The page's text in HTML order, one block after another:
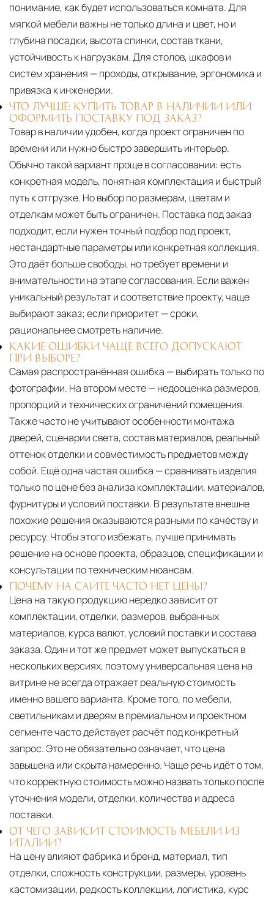
понимание, как будет использоваться комната. Для
мягкой мебели важны не только длина и цвет, но и
глубина посадки, высота спинки, состав ткани,
устойчивость к нагрузкам. Для столов, шкафов и
систем хранения — проходы, открывание, эргономика и
привязка к инженерии.
ЧТО ЛУЧШЕ: КУПИТЬ ТОВАР В НАЛИЧИИ ИЛИ
ОФОРМИТЬ ПОСТАВКУ ПОД ЗАКАЗ?
Товар в наличии удобен, когда проект ограничен по
времени или нужно быстро завершить интерьер.
Обычно такой вариант проще в согласовании: есть
конкретная модель, понятная комплектация и быстрый
путь к отгрузке. Но выбор по размерам, цветам и
отделкам может быть ограничен. Поставка под заказ
подходит, если нужен точный подбор под проект,
нестандартные параметры или конкретная коллекция.
Это даёт больше свободы, но требует времени и
внимательности на этапе согласования. Если важен
уникальный результат и соответствие проекту, чаще
выбирают заказ; если приоритет — сроки,
рациональнее смотреть наличие.
КАКИЕ ОШИБКИ ЧАЩЕ ВСЕГО ДОПУСКАЮТ
ПРИ ВЫБОРЕ?
Самая распространённая ошибка — выбирать только по
фотографии. На втором месте — недооценка размеров,
пропорций и технических ограничений помещения.
Также часто не учитывают особенности монтажа
дверей, сценарии света, состав материалов, реальный
оттенок отделки и совместимость предметов между
собой. Ещё одна частая ошибка — сравнивать изделия
только по цене без анализа комплектации, материалов,
фурнитуры и условий поставки. В результате внешне
похожие решения оказываются разными по качеству и
ресурсу. Чтобы этого избежать, лучше принимать
решение на основе проекта, образцов, спецификации и
консультации по техническим нюансам.
ПОЧЕМУ НА САЙТЕ ЧАСТО НЕТ ЦЕНЫ?
Цена на такую продукцию нередко зависит от
комплектации, отделки, размеров, выбранных
материалов, курса валют, условий поставки и состава
заказа. Один и тот же предмет может выпускаться в
нескольких версиях, поэтому универсальная цена на
витрине не всегда отражает реальную стоимость
именно вашего варианта. Кроме того, по мебели,
светильникам и дверям в премиальном и проектном
сегменте часто действует расчёт под конкретный
запрос. Это не обязательно означает, что цена
завышена или скрыта намеренно. Чаще речь идёт о том,
что корректную стоимость можно назвать только после
уточнения модели, отделки, количества и адреса
поставки.
ОТ ЧЕГО ЗАВИСИТ СТОИМОСТЬ МЕБЕЛИ ИЗ
ИТАЛИИ?
На цену влияют фабрика и бренд, материал, тип
отделки, сложность конструкции, размеры, уровень
кастомизации, редкость коллекции, логистика, курс